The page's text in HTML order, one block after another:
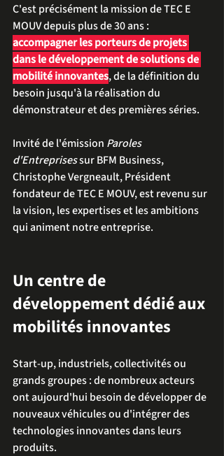
C'est précisément la mission de TEC E
MOUV depuis plus de 30 ans :
accompagner les porteurs de projets
dans le développement de solutions de
mobilité innovantes, de la définition du
besoin jusqu'à la réalisation du
démonstrateur et des premières séries.
Invité de l'émission Paroles
d'Entreprises sur BFM Business,
Christophe Vergneault, Président
fondateur de TEC E MOUV, est revenu sur
la vision, les expertises et les ambitions
qui animent notre entreprise.
Un centre de
développement dédié aux
mobilités innovantes
Start-up, industriels, collectivités ou
grands groupes : de nombreux acteurs
ont aujourd'hui besoin de développer de
nouveaux véhicules ou d'intégrer des
technologies innovantes dans leurs
produits.